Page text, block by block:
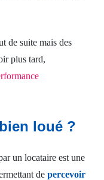
de suite mais des
plus tard,
loué ?
un locataire est une
de percevoir